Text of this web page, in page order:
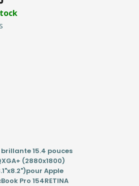
15.4 pouces
(2880x1800)
Apple
Pro 154RETINA